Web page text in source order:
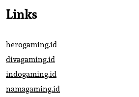
Links
herogaming.id
divagaming.id
indogaming.id
namagaming.id